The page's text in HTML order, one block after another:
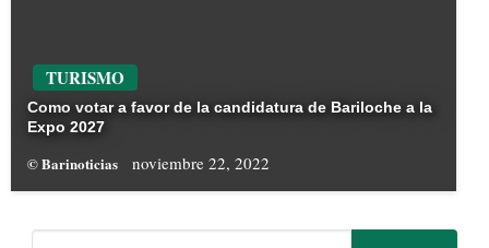
TURISMO
Como votar a favor de la candidatura de Bariloche a la
Expo 2027
© Barinoticias noviembre 22, 2022